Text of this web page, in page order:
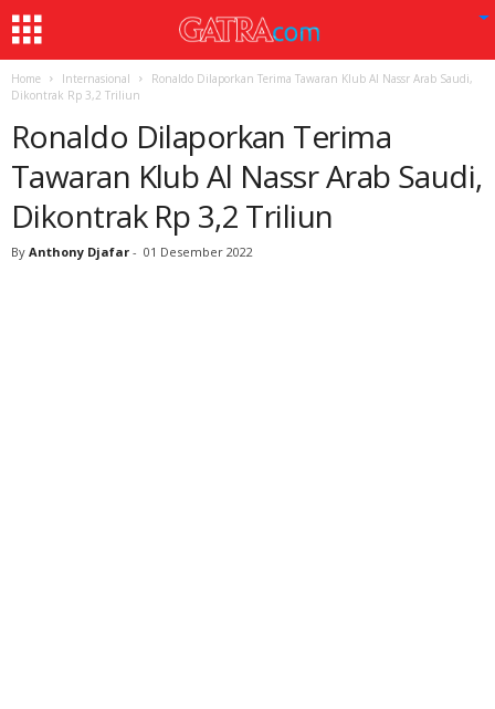
Home Internasional
Ronaldo Dilaporkan Terima Tawaran Klub Al Nassr Arab Saudi,
Dikontrak Rp 3,2 Triliun
Ronaldo Dilaporkan Terima
Tawaran Klub Al Nassr Arab Saudi,
Dikontrak Rp 3,2 Triliun
By Anthony Djafar - 01 Desember 2022